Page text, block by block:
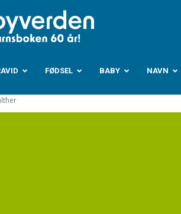
Babyverden.no
FØDSEL BABY NAVN